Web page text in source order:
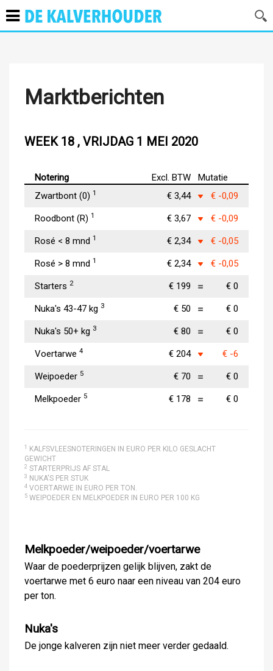
Marktberichten
WEEK 18 , VRIJDAG 1 MEI 2020
Notering Excl. BTW
Mutatie
Zwartbont (0) 1 € 3,44 € -0,09
Roodbont (R) 1 € 3,67 € -0,09
Rosé < 8 mnd 1 € 2,34 € -0,05
Rosé > 8 mnd 1 € 2,34 € -0,05
Starters 2 € 199 € 0
Nuka's 43-47 kg 3 € 50 € 0
Nuka's 50+ kg 3 € 80 € 0
Voertarwe 4 € 204 € -6
Weipoeder 5 € 70 € 0
Melkpoeder 5 € 178 € 0
1
KALFSVLEESNOTERINGEN IN EURO PER KILO GESLACHT
GEWICHT
2 STARTERPRIJS AF STAL
3 NUKA'S PER STUK
4 VOERTARWE IN EURO PER TON.
5 WEIPOEDER EN MELKPOEDER IN EURO PER 100 KG
Melkpoeder/weipoeder/voertarwe
Waar de poederprijzen gelijk blijven, zakt de
voertarwe met 6 euro naar een niveau van 204 euro
per ton.
Nuka's
De jonge kalveren zijn niet meer verder gedaald.